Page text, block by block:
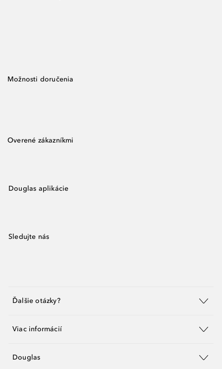
Možnosti doručenia
Overené zákazníkmi
Douglas aplikácie
Sledujte nás
Ďalšie otázky?
Viac informácií
Douglas